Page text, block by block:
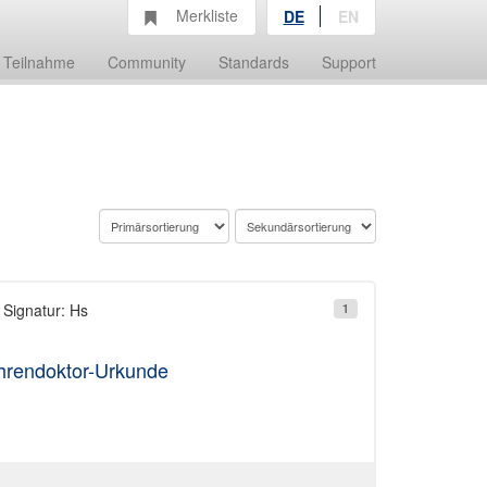
Teilnahme Community Standards Support
Merkliste DE EN
1
Signatur: Hs
Urkunde